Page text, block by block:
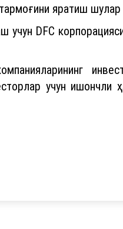
яратиш
учун DFC
учун